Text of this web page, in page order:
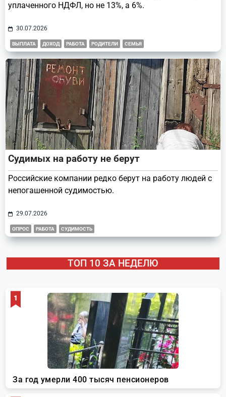
уплаченного НДФЛ, но не 13%, а 6%.
30.07.2026
ВЫПЛАТА ДОХОД РАБОТА РОДИТЕЛИ СЕМЬЯ
Судимых на работу не берут
Российские компании редко берут на работу людей с
непогашенной судимостью.
29.07.2026
ОПРОС РАБОТА СУДИМОСТЬ
ТОП 10 ЗА НЕДЕЛЮ